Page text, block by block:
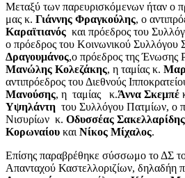
Μεταξύ των παρευρισκόμενων ήταν ο
μας κ. Γιάννης Φραγκούλης, ο
Καραϊτιανός και πρόεδρος του
ο πρόεδρος του Κοινωνικού Συλλόγου
Δραγουμάνος,ο πρόεδρος της Ένωσης
Μανώλης Κολεζάκης, η ταμίας κ.
αντιπρόεδρος του Διεθνούς
Μανούσης, η ταμίας κ.Άννα Σκεμπέ
Υψηλάντη του Συλλόγου Πατμίων, ο
Νισυρίων κ. Οδυσσέας Σακελλαρίδης
Κορωναίου καιΝίκος Μίχαλος.
Επίσης παραβρέθηκε σύσσωμο το ΔΣ
Απανταχού Καστελλοριζίων, δηλαδήη